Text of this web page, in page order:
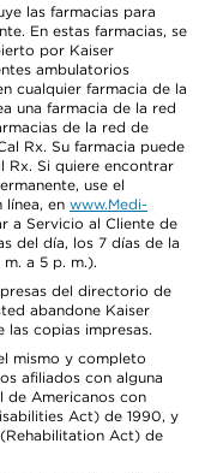
las farmacias para
En estas farmacias, se
por Kaiser
ambulatorios
cualquier farmacia de la
una farmacia de la red
de la red de
Rx. Su farmacia puede
Rx. Si quiere encontrar
use el
línea, en www.Medi-
a Servicio al Cliente de
del día, los 7 días de la
a 5 p. m.).
del directorio de
abandone Kaiser
las copias impresas.
mismo y completo
afiliados con alguna
de Americanos con
Act) de 1990, y
Act) de